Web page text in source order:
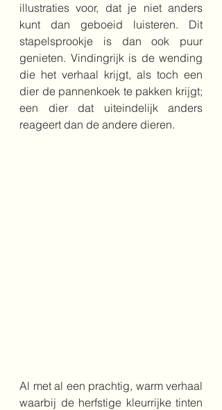
illustraties voor, dat je niet anders
kunt dan geboeid luisteren. Dit
stapelsprookje is dan ook puur
genieten. Vindingrijk is de wending
die het verhaal krijgt, als toch een
dier de pannenkoek te pakken krijgt;
een dier dat uiteindelijk anders
reageert dan de andere dieren.
Al met al een prachtig, warm verhaal
waarbij de herfstige kleurrijke tinten